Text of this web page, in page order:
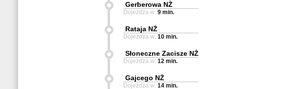
Gerberowa NŻ
Dojeżdża w: 9 min.
Rataja NŻ
Dojeżdża w: 10 min.
Słoneczne Zacisze NŻ
Dojeżdża w: 12 min.
Gajcego NŻ
Dojeżdża w: 14 min.